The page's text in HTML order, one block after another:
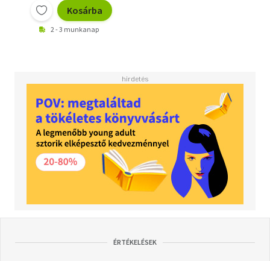
Kosárba
2 - 3 munkanap
ÉRTÉKELÉSEK